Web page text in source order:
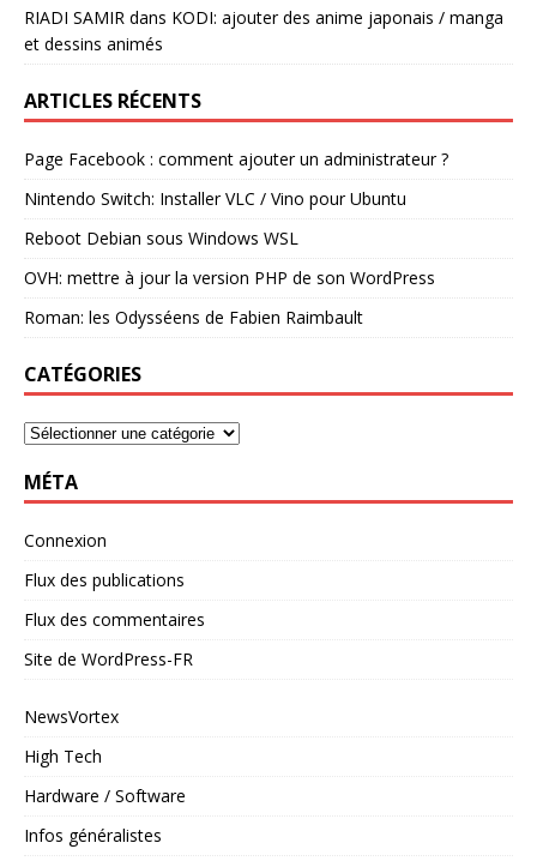
RIADI SAMIR dans KODI: ajouter des anime japonais / manga
et dessins animés
ARTICLES RÉCENTS
Page Facebook : comment ajouter un administrateur ?
Nintendo Switch: Installer VLC / Vino pour Ubuntu
Reboot Debian sous Windows WSL
OVH: mettre à jour la version PHP de son WordPress
Roman: les Odysséens de Fabien Raimbault
CATÉGORIES
MÉTA
Connexion
Flux des publications
Flux des commentaires
Site de WordPress-FR
NewsVortex
High Tech
Hardware / Software
Infos généralistes